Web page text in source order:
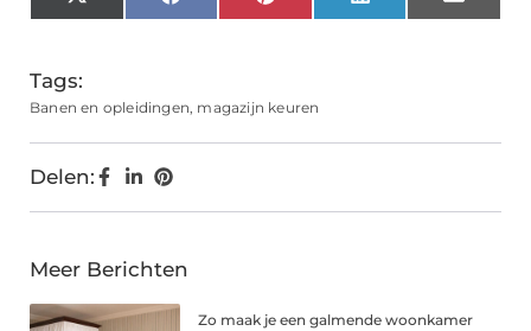
(Twitter)
Tags:
Banen en opleidingen, magazijn keuren
Delen:
Meer Berichten
Zo maak je een galmende woonkamer